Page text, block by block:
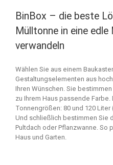
BinBox – die beste
Mülltonne in eine
verwandeln
Wählen Sie aus einem
Gestaltungselementen aus
Ihren Wünschen. Sie
zu Ihrem Haus passende
Tonnengrößen: 80 und 120
Und schließlich bestimmen Sie
Pultdach oder Pflanzwanne. So
Haus und Garten.